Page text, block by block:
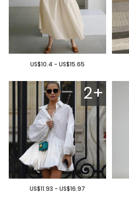
US$10.4 - US$15.65
2+
US$11.93 - US$16.97